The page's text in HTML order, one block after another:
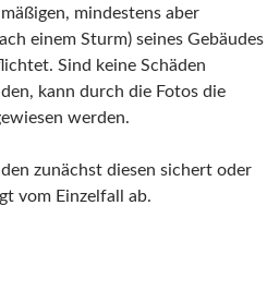
mindestens aber
einem Sturm) seines Gebäudes
Sind keine Schäden
kann durch die Fotos die
werden.
zunächst diesen sichert oder
vom Einzelfall ab.